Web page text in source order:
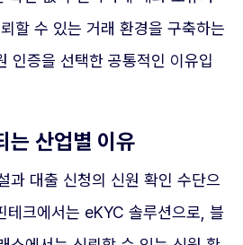
할 수 있는 거래 환경을 구축하는
인증을 선택한 공통적인 이유입
는 산업별 이유
과 대출 신청의 신원 확인 수단으
테크에서는 eKYC 솔루션으로, 블